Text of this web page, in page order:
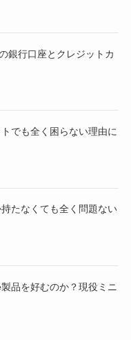
銀行口座とクレジットカ
でも全く困らない理由に
たなくても全く問題ない
品を好むのか？現役ミニ